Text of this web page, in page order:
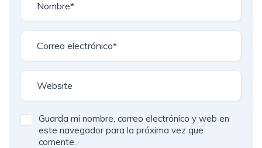
Guarda mi nombre, correo electrónico y web en
este navegador para la próxima vez que
comente.